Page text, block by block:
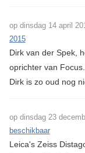
op dinsdag 14 april
2015
Dirk van der Spek,
oprichter van
Dirk is zo oud nog
op dinsdag 23
beschikbaar
Leica's Zeiss